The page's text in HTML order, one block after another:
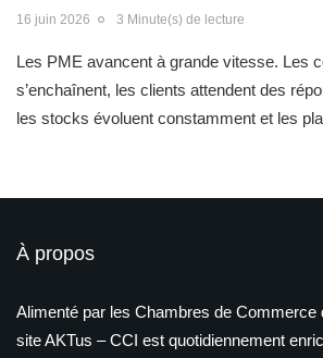
16 juin 2026 3 Minute(s) de lecture
Les PME avancent à grande vitesse. Les
s’enchaînent, les clients attendent des
les stocks évoluent constamment et les
À propos
Alimenté par les Chambres de Commerce
site AKTus – CCI est quotidiennement